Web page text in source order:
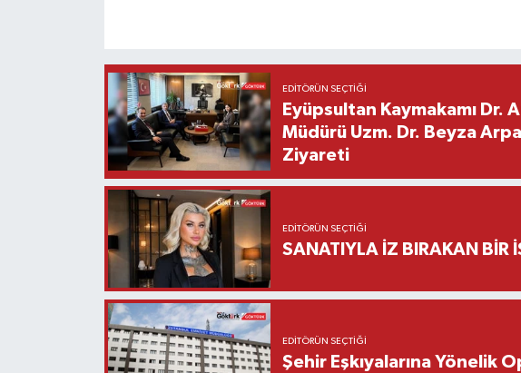
EDITÖRÜN SEÇTIĞI
Eyüpsultan Kaymakamı Dr.
Müdürü Uzm. Dr. Beyza
Ziyareti
EDITÖRÜN SEÇTIĞI
SANATIYLA İZ BIRAKAN BİR
EDITÖRÜN SEÇTIĞI
Şehir Eşkıyalarına Yönelik